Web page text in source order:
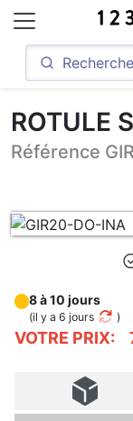
ROTULE
Référence
VOTRE PRIX:
8 à 10 jours
(il y a 6 jours )